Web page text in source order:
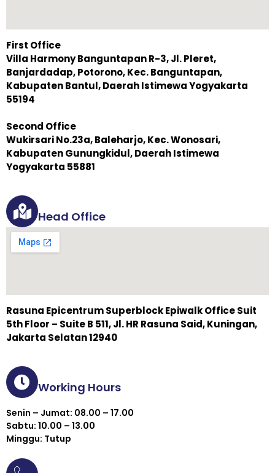
First Office
Villa Harmony Banguntapan R-3, Jl. Pleret,
Banjardadap, Potorono, Kec. Banguntapan,
Kabupaten Bantul, Daerah Istimewa Yogyakarta
55194
Second Office
Wukirsari No.23a, Baleharjo, Kec. Wonosari,
Kabupaten Gunungkidul, Daerah Istimewa
Yogyakarta 55881
Head Office
Rasuna Epicentrum Superblock Epiwalk Office Suit
5th Floor – Suite B 511, Jl. HR Rasuna Said, Kuningan,
Jakarta Selatan 12940
Working Hours
Senin – Jumat: 08.00 – 17.00
Sabtu: 10.00 – 13.00
Minggu: Tutup